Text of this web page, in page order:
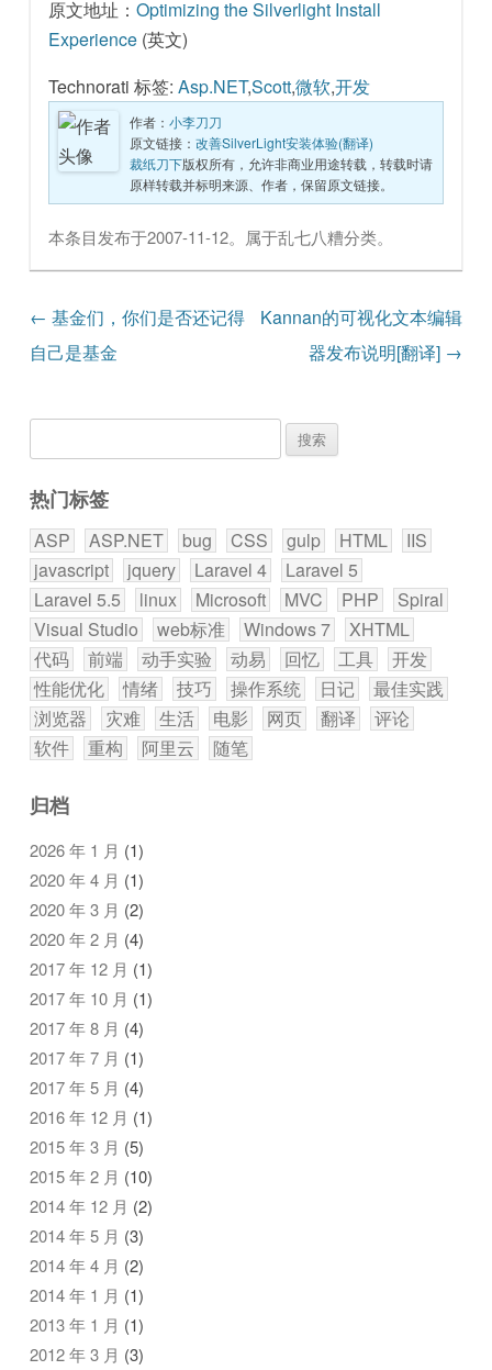
原文地址：Optimizing the Silverlight Install
Experience (英文)
Technorati 标签:Asp.NET,Scott,微软,开发
作者：小李刀刀
原文链接：改善SilverLight安装体验(翻译)
裁纸刀下版权所有，允许非商业用途转载，转载时请
原样转载并标明来源、作者，保留原文链接。
本条目发布于2007-11-12。属于乱七八糟分类。
文章导航
← 基金们，你们是否还记得
自己是基金
Kannan的可视化文本编辑
器发布说明[翻译] →
索：
热门标签
ASP ASP.NET bug CSS gulp HTML
IIS
javascript
jquery Laravel 4
Laravel 5
Laravel 5.5
linux Microsoft MVC PHP
Spiral
Visual Studio
web标准 Windows 7
XHTML
代码
前端 动手实验 动易 回忆 工具
开发
性能优化
情绪 技巧 操作系统 日记
最佳实践
浏览器
灾难 生活 电影 网页 翻译
评论
软件
重构 阿里云 随笔
归档
2026 年 1 月 (1)
2020 年 4 月 (1)
2020 年 3 月 (2)
2020 年 2 月 (4)
2017 年 12 月 (1)
2017 年 10 月 (1)
2017 年 8 月 (4)
2017 年 7 月 (1)
2017 年 5 月 (4)
2016 年 12 月 (1)
2015 年 3 月 (5)
2015 年 2 月 (10)
2014 年 12 月 (2)
2014 年 5 月 (3)
2014 年 4 月 (2)
2014 年 1 月 (1)
2013 年 1 月 (1)
2012 年 3 月 (3)